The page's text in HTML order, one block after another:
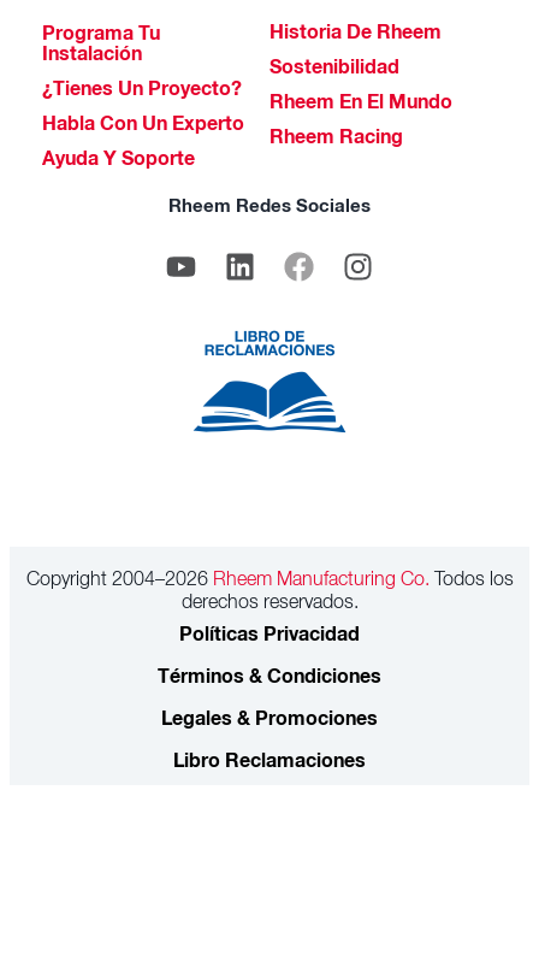
Programa Tu
Instalación
¿Tienes Un Proyecto?
Habla Con Un Experto
Ayuda Y Soporte
Historia De Rheem
Sostenibilidad
Rheem En El Mundo
Rheem Racing
Rheem Redes Sociales
Copyright 2004–2026Rheem Manufacturing Co. Todos los
derechos reservados.
Políticas Privacidad
Términos & Condiciones
Legales & Promociones
Libro Reclamaciones